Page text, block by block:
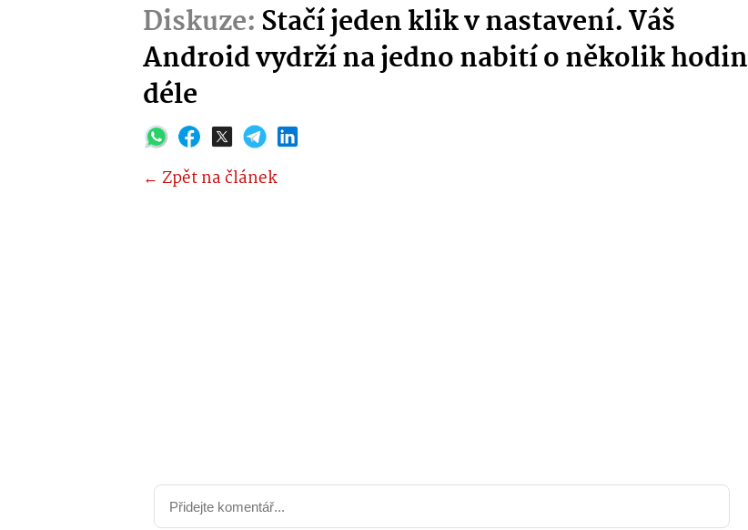
Diskuze: Stačí jeden klik v nastavení. Váš
Android vydrží na jedno nabití o několik hodin
déle
← Zpět na článek